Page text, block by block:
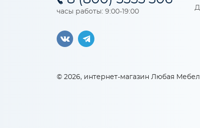
часы работы: 9:00-19:00
© 2026, интернет-магазин Любая